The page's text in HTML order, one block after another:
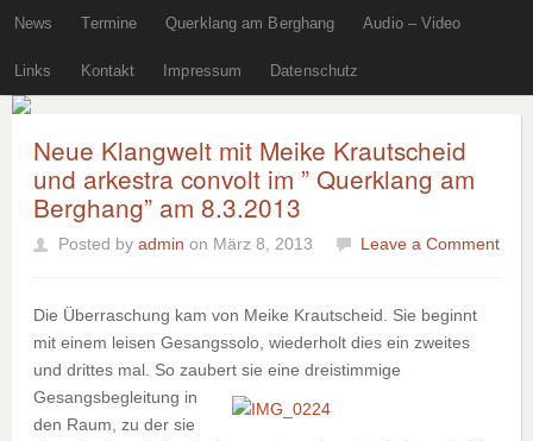
News Termine Querklang am Berghang Audio – Video
Links Kontakt Impressum Datenschutz
Neue Klangwelt mit Meike Krautscheid
und arkestra convolt im ” Querklang am
Berghang” am 8.3.2013
Posted by admin on März 8, 2013 Leave a Comment
Die Überraschung kam von Meike Krautscheid. Sie beginnt
mit einem leisen Gesangssolo, wiederholt dies ein zweites
und drittes mal. So zaubert sie eine dreistimmige
Gesangsbegleitung in
den Raum, zu der sie